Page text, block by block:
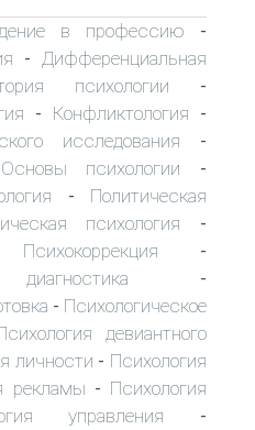
в профессию -
- Дифференциальная
психологии -
- Конфликтология -
исследования -
Основы психологии -
- Политическая
психология -
Психокоррекция -
-
- Психологическое
девиантного
личности - Психология
рекламы - Психология
управления -